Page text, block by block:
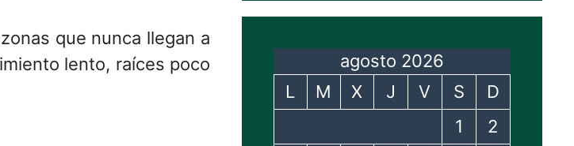
que nunca llegan a
lento, raíces poco
agosto 2026
L
M X J V S
D
1
2